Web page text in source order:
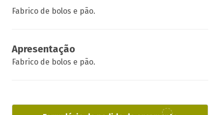
Fabrico de bolos e pão.
Apresentação
Fabrico de bolos e pão.